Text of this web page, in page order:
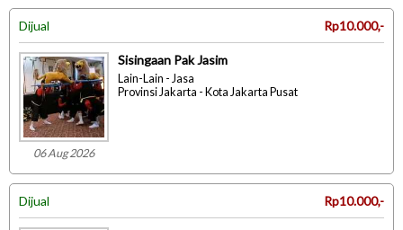
Dijual Rp10.000,-
06 Aug 2026
Sisingaan Pak Jasim
Lain-Lain - Jasa
Provinsi Jakarta - Kota Jakarta Pusat
Dijual Rp10.000,-